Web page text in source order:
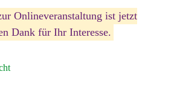
Onlineveranstaltung ist jetzt
Dank für Ihr Interesse.